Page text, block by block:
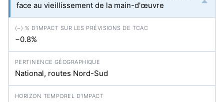
face au vieillissement de la main-d'œuvre
−0.8%
National, routes Nord-Sud